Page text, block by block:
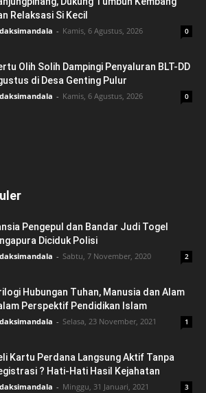
Relaksasi Si Kecil
- Kamis, 6 Agustus, 2026 0
Olih Solih Dampingi Penyaluran BLT-DD
di Desa Genting Pulur
- Kamis, 6 Agustus, 2026 0
Pengepul dan Bandar Judi Togel
Diciduk Polisi
- Sabtu, 7 November, 2020 2
Hubungan Tuhan, Manusia dan Alam
Perspektif Pendidikan Islam
- Selasa, 23 November, 2021 1
Kartu Perdana Langsung Aktif Tanpa
? Hati-Hati Hasil Kejahatan
- Minggu, 31 Januari, 2021 3